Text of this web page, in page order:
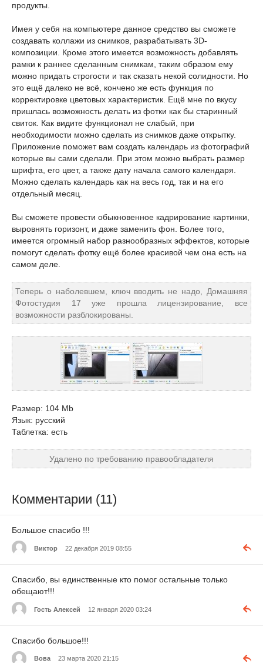
продукты.
Имея у себя на компьютере данное средство вы сможете
создавать коллажи из снимков, разрабатывать 3D-
композиции. Кроме этого имеется возможность добавлять
рамки к раннее сделанным снимкам, таким образом ему
можно придать строгости и так сказать некой солидности. Но
это ещё далеко не всё, кончено же есть функция по
корректировке цветовых характеристик. Ещё мне по вкусу
пришлась возможность делать из фотки как бы старинный
свиток. Как видите функционал не слабый, при
необходимости можно сделать из снимков даже открытку.
Приложение поможет вам создать календарь из фотографий
которые вы сами сделали. При этом можно выбрать размер
шрифта, его цвет, а также дату начала самого календаря.
Можно сделать календарь как на весь год, так и на его
отдельный месяц.
Вы сможете провести обыкновенное кадрирование картинки,
выровнять горизонт, и даже заменить фон. Более того,
имеется огромный набор разнообразных эффектов, которые
помогут сделать фотку ещё более красивой чем она есть на
самом деле.
Теперь о наболевшем, ключ вводить не надо, Домашняя
Фотостудия 17 уже прошла лицензирование, все
возможности разблокированы.
Размер: 104 Mb
Язык: русский
Таблетка: есть
Удалено по требованию правообладателя
Комментарии (11)
Большое спасибо !!!
Виктор 22 декабря 2019 08:55
Спасибо, вы единственные кто помог остальные только
обещают!!!
Гость Алексей 12 января 2020 03:24
Спасибо большое!!!
Вова 23 марта 2020 21:15